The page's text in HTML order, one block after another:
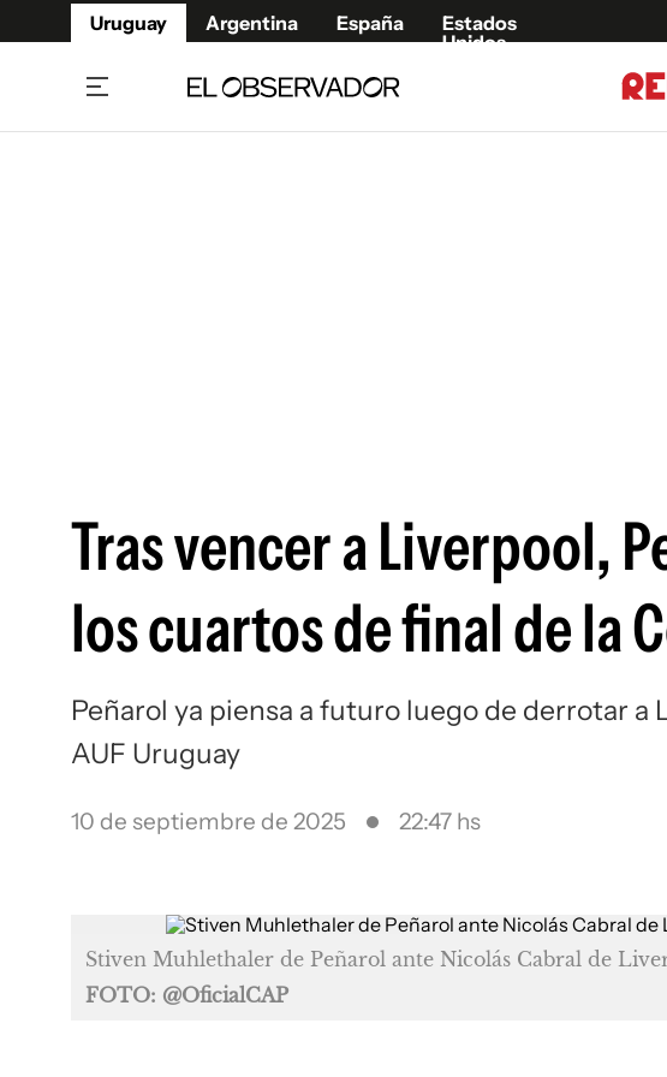
Uruguay Argentina España
Estados
Unidos
Tras vencer a Liverpool,
los cuartos de final de la
Peñarol ya piensa a futuro luego de derrotar a
AUF Uruguay
10 de septiembre de 2025 22:47 hs
Stiven Muhlethaler de Peñarol ante Nicolás Cabral de
FOTO: @OficialCAP